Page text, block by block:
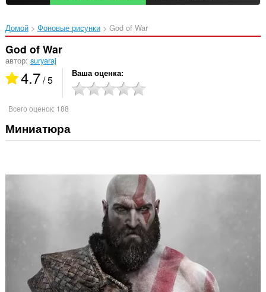
Домой Фоновые рисунки God of War‎
God of War
автор: suryaraj
4.7/ 5 Ваша оценка
Всего оценок: 188
Миниатюра